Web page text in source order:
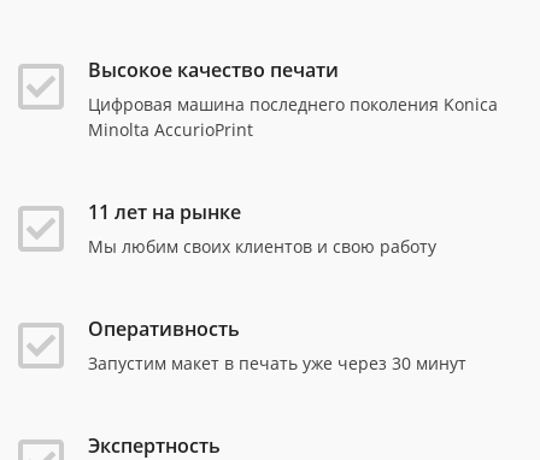
Высокое качество печати
Цифровая машина последнего поколения Konica
Minolta AccurioPrint
11 лет на рынке
Мы любим своих клиентов и свою работу
Оперативность
Запустим макет в печать уже через 30 минут
Экспертность